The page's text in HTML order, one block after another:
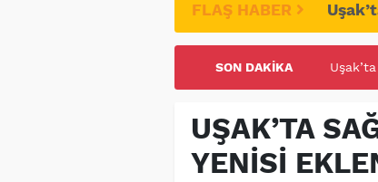
FLAŞ HABER
SON DAKIKA UŞAK
UŞAK’TA
YENİSİ